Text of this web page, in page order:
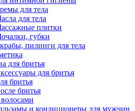
для тела
для тела
плитки
губки
пилинги для тела
для бритья
для бритья
бритья
бритья
и кондиционеры для мужчин